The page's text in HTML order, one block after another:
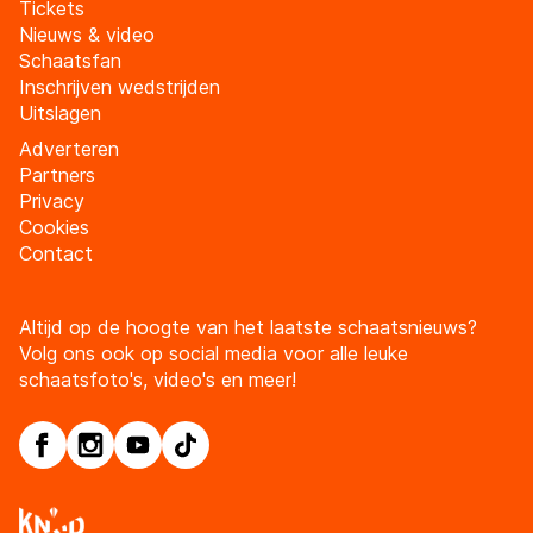
Tickets
Nieuws & video
Schaatsfan
Inschrijven wedstrijden
Uitslagen
Adverteren
Partners
Privacy
Cookies
Contact
Altijd op de hoogte van het laatste schaatsnieuws?
Volg ons ook op social media voor alle leuke
schaatsfoto's, video's en meer!